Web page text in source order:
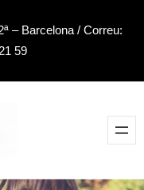
– Barcelona / Correu:
59